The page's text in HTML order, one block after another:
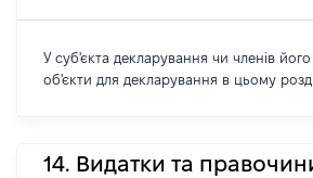
У суб'єкта декларування чи членів його
об'єкти для декларування в цьому
14. Видатки та